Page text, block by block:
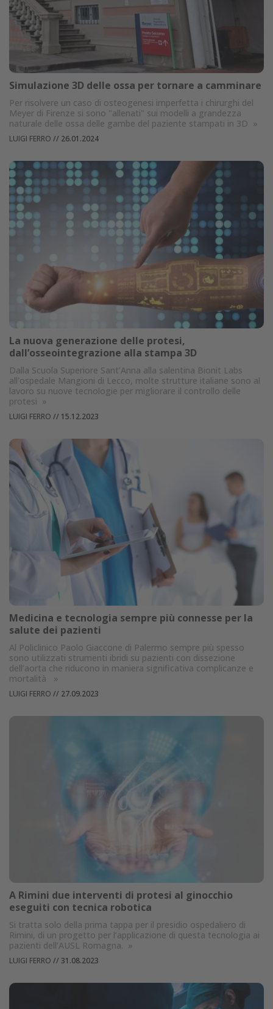
Simulazione 3D delle ossa per tornare a camminare
Per risolvere un caso di osteogenesi imperfetta i chirurghi del
Meyer di Firenze si sono "allenati" sui modelli a grandezza
naturale delle ossa delle gambe del paziente stampati in 3D »
LUIGI FERRO // 26.01.2024
La nuova generazione delle protesi,
dall’osseointegrazione alla stampa 3D
Dalla Scuola Superiore Sant’Anna alla salentina Bionit Labs
all'ospedale Mangioni di Lecco, molte strutture italiane sono al
lavoro su nuove tecnologie per migliorare il controllo delle
protesi »
LUIGI FERRO // 15.12.2023
Medicina e tecnologia sempre più connesse per la
salute dei pazienti
Al Policlinico Paolo Giaccone di Palermo sempre più spesso
sono utilizzati strumenti ibridi su pazienti con dissezione
dell’aorta che riducono in maniera significativa complicanze e
mortalità
»
LUIGI FERRO // 27.09.2023
A Rimini due interventi di protesi al ginocchio
eseguiti con tecnica robotica
Si tratta solo della prima tappa per il presidio ospedaliero di
Rimini, di un progetto per l’applicazione di questa tecnologia ai
pazienti dell’AUSL Romagna. »
LUIGI FERRO // 31.08.2023